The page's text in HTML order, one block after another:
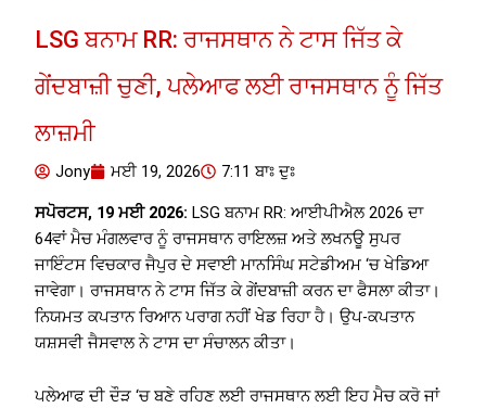
LSG ਬਨਾਮ RR: ਰਾਜਸਥਾਨ ਨੇ ਟਾਸ ਜਿੱਤ ਕੇ
ਗੇਂਦਬਾਜ਼ੀ ਚੁਣੀ, ਪਲੇਆਫ ਲਈ ਰਾਜਸਥਾਨ ਨੂੰ ਜਿੱਤ
ਲਾਜ਼ਮੀ
Jony ਮਈ 19, 2026 7:11 ਬਾਃ ਦੁਃ
ਸਪੋਰਟਸ, 19 ਮਈ 2026: LSG ਬਨਾਮ RR: ਆਈਪੀਐਲ 2026 ਦਾ
64ਵਾਂ ਮੈਚ ਮੰਗਲਵਾਰ ਨੂੰ ਰਾਜਸਥਾਨ ਰਾਇਲਜ਼ ਅਤੇ ਲਖਨਊ ਸੁਪਰ
ਜਾਇੰਟਸ ਵਿਚਕਾਰ ਜੈਪੁਰ ਦੇ ਸਵਾਈ ਮਾਨਸਿੰਘ ਸਟੇਡੀਅਮ ‘ਚ ਖੇਡਿਆ
ਜਾਵੇਗਾ। ਰਾਜਸਥਾਨ ਨੇ ਟਾਸ ਜਿੱਤ ਕੇ ਗੇਂਦਬਾਜ਼ੀ ਕਰਨ ਦਾ ਫੈਸਲਾ ਕੀਤਾ।
ਨਿਯਮਤ ਕਪਤਾਨ ਰਿਆਨ ਪਰਾਗ ਨਹੀਂ ਖੇਡ ਰਿਹਾ ਹੈ। ਉਪ-ਕਪਤਾਨ
ਯਸ਼ਸਵੀ ਜੈਸਵਾਲ ਨੇ ਟਾਸ ਦਾ ਸੰਚਾਲਨ ਕੀਤਾ।
ਪਲੇਆਫ ਦੀ ਦੌੜ ‘ਚ ਬਣੇ ਰਹਿਣ ਲਈ ਰਾਜਸਥਾਨ ਲਈ ਇਹ ਮੈਚ ਕਰੋ ਜਾਂ